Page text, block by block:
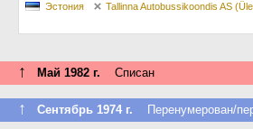
Эстония Tallinna Autobussikoondis AS
↑ Май 1982 г. Списан
↑ Сентябрь 1974 г. Перенумерован/